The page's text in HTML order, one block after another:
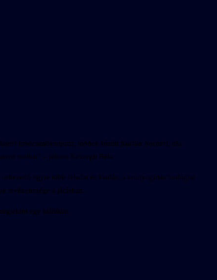
tanácsadócsapata, többek között Kurilla Norbert, aki
mellett” – jelezte Keszegh Béla.
egyre több feladat és kiadás, a szúnyogirtás biológiai
tevékenysége a járásban.
egy kiállítást.